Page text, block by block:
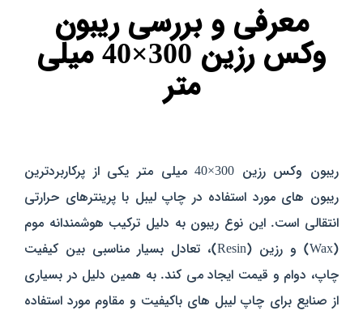
معرفی و بررسی ریبون
وکس رزین 300×40 میلی‌
متر
ریبون وکس رزین 300×40 میلی‌ متر یکی از پرکاربردترین
ریبون‌ های مورد استفاده در چاپ لیبل با پرینترهای حرارتی
انتقالی است. این نوع ریبون به دلیل ترکیب هوشمندانه موم
(Wax) و رزین (Resin)، تعادل بسیار مناسبی بین کیفیت
چاپ، دوام و قیمت ایجاد می‌ کند. به همین دلیل در بسیاری
از صنایع برای چاپ لیبل‌ های باکیفیت و مقاوم مورد استفاده